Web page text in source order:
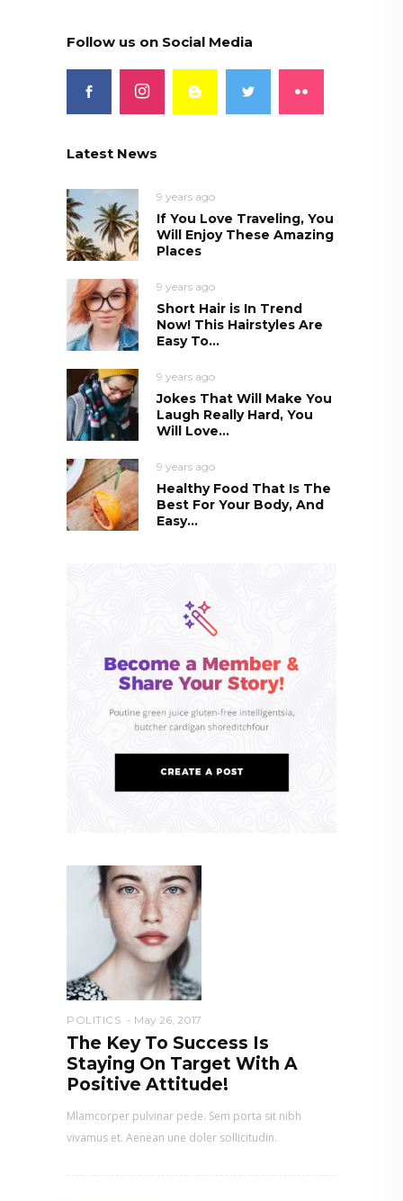
Follow us on Social Media
Latest News
9 years ago
If You Love Traveling, You
Will Enjoy These Amazing
Places
9 years ago
Short Hair is In Trend
Now! This Hairstyles Are
Easy To...
9 years ago
Jokes That Will Make You
Laugh Really Hard, You
Will Love...
9 years ago
Healthy Food That Is The
Best For Your Body, And
Easy...
POLITICS May 26, 2017
The Key To Success Is
Staying On Target With A
Positive Attitude!
Mlamcorper pulvinar pede. Sem porta sit nibh
vivamus et. Aenean une doler sollicitudin.